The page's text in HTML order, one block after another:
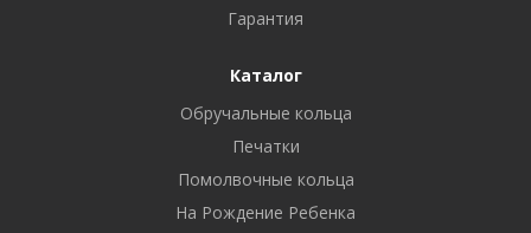
Гарантия
Каталог
Обручальные кольца
Печатки
Помолвочные кольца
На Рождение Ребенка